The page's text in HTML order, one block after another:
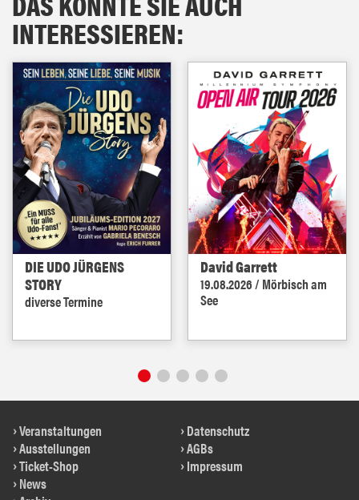
INTERESSIEREN:
DIE UDO JÜRGENS
STORY
diverse Termine
David Garrett
19.08.2026 / Mörbisch am
See
Veranstaltungen
Ausstellungen
Ticket-Shop
News
Datenschutz
AGBs
Impressum